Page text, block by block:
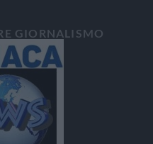
GIORNALISMO